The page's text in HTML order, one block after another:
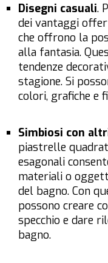
Disegni casuali.
dei vantaggi
che offrono la
alla fantasia.
tendenze
stagione. Si
colori, grafiche e
Simbiosi con
piastrelle
esagonali
materiali o
del bagno. Con
possono creare
specchio e dare
bagno.